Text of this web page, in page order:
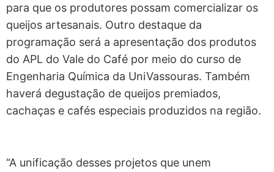
para que os produtores possam comercializar os
queijos artesanais. Outro destaque da
programação será a apresentação dos produtos
do APL do Vale do Café por meio do curso de
Engenharia Química da UniVassouras. Também
haverá degustação de queijos premiados,
cachaças e cafés especiais produzidos na região.
“A unificação desses projetos que unem